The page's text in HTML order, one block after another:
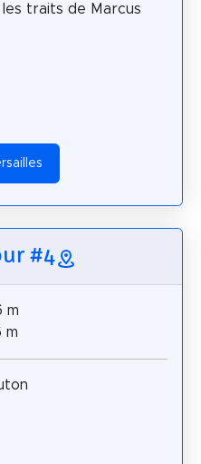
traits de Marcus
#4
m
m